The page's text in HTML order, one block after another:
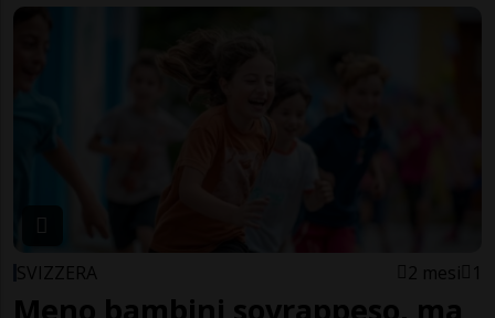
SVIZZERA 2 mesi 1
Meno bambini sovrappeso, ma